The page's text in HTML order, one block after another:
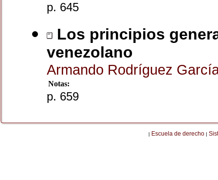
p. 645
Los principios
venezolano
Armando Rodríguez
Notas:
p. 659
| Escuela de derecho |